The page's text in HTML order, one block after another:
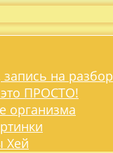
на разбор
ПРОСТО!
организма
Хей